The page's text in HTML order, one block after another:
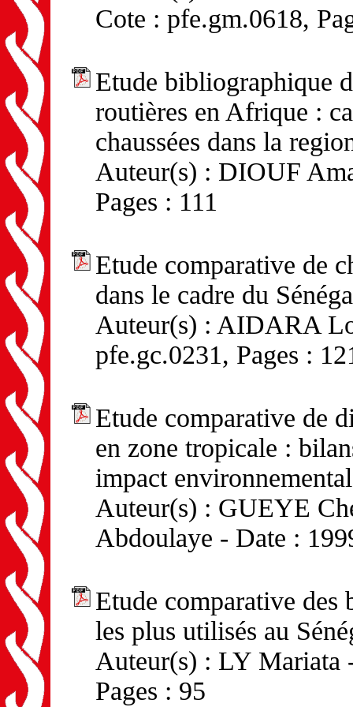
Cote : pfe.gm.0618,
Etude bibliographique
routières en Afrique :
chaussées dans la
Auteur(s) : DIOUF
Pages : 111
Etude comparative de
dans le cadre du
Auteur(s) : AIDARA
pfe.gc.0231, Pages :
Etude comparative de
en zone tropicale :
impact environnemental
Auteur(s) : GUEYE
Abdoulaye - Date :
Etude comparative des
les plus utilisés au
Auteur(s) : LY Mariata
Pages : 95